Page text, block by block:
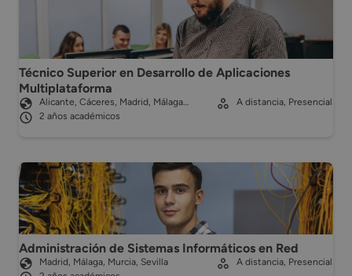
Técnico Superior en Desarrollo de Aplicaciones
Multiplataforma
Alicante, Cáceres, Madrid, Málaga…
2 años académicos
A distancia, Presencial
Administración de Sistemas Informáticos en Red
Madrid, Málaga, Murcia, Sevilla
A distancia, Presencial